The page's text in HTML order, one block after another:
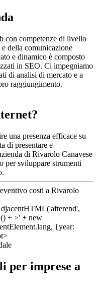
con competenze di livello
della comunicazione
e dinamico è composto
in SEO. Ci impegniamo
di analisi di mercato e a
raggiungimento.
una presenza efficace su
di presentare e
di Rivarolo Canavese
per sviluppare strumenti
per imprese a